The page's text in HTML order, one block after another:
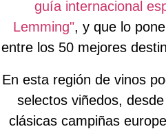
guía internacional
Lemming", y que lo
entre los 50 mejores
En esta región de vinos
selectos viñedos,
clásicas campiñas